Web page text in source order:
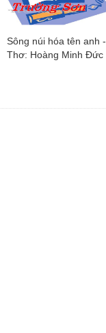
Sông núi hóa tên anh -
Thơ: Hoàng Minh Đức